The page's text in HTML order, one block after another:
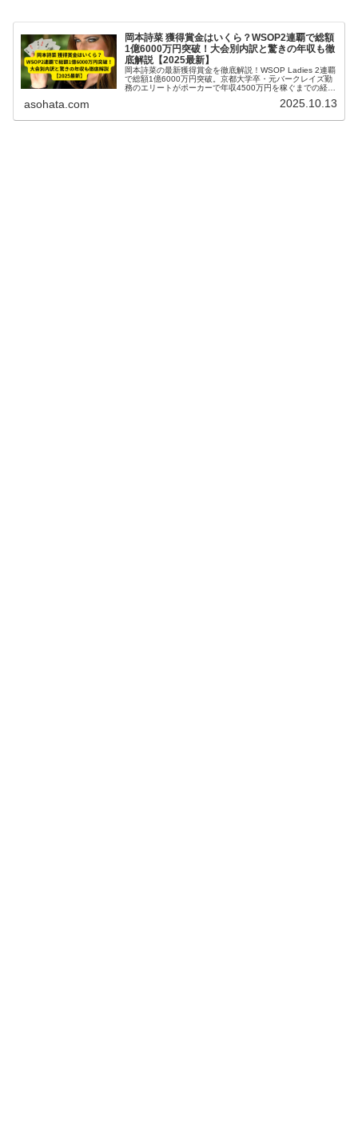
岡本詩菜 獲得賞金はいくら？WSOP2連覇で総額
1億6000万円突破！大会別内訳と驚きの年収も徹
底解説【2025最新】
岡本詩菜の最新獲得賞金を徹底解説！WSOP Ladies 2連覇
で総額1億6000万円突破。京都大学卒・元バークレイズ勤
務のエリートがポーカーで年収4500万円を稼ぐまでの経
asohata.com 2025.10.13